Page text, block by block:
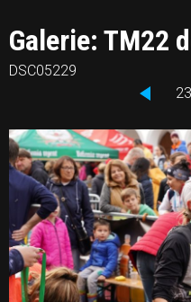
Galerie: TM22
DSC05229